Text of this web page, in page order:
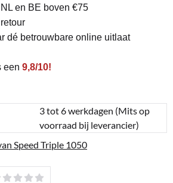
en BE boven €75
dé betrouwbare online uitlaat
een 9,8/10!
3 tot 6 werkdagen (Mits op
voorraad bij leverancier)
Speed Triple 1050